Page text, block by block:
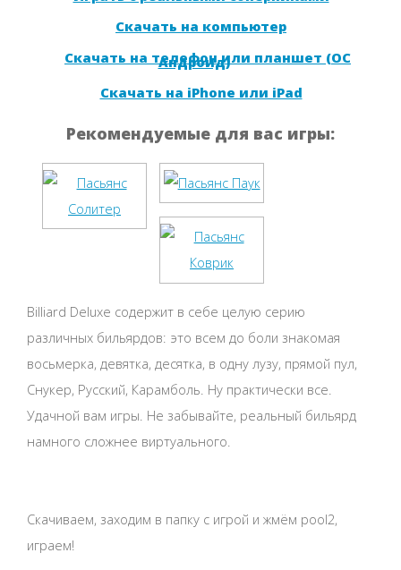
Скачать на компьютер
Скачать на телефон или планшет (ОС
Андроид)
Скачать на iPhone или iPad
Рекомендуемые для вас игры:
Billiard Deluxe содержит в себе целую серию
различных бильярдов: это всем до боли знакомая
восьмерка, девятка, десятка, в одну лузу, прямой пул,
Снукер, Русский, Карамболь. Ну практически все.
Удачной вам игры. Не забывайте, реальный бильярд
намного сложнее виртуального.
Скачиваем, заходим в папку с игрой и жмём pool2,
играем!